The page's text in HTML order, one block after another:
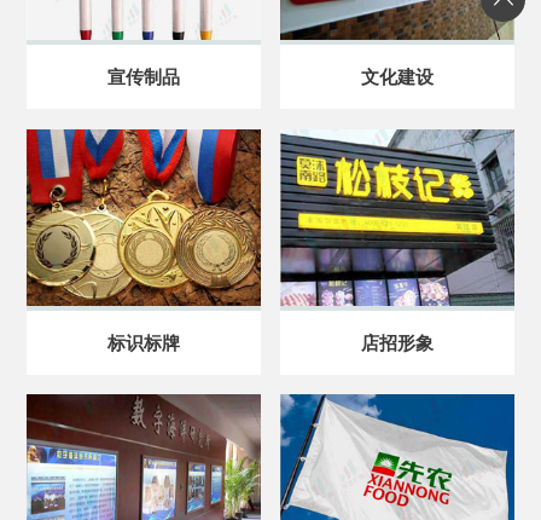
宣传制品 文化建设
标识标牌 店招形象